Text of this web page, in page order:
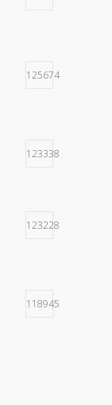
125674
123338
123228
118945